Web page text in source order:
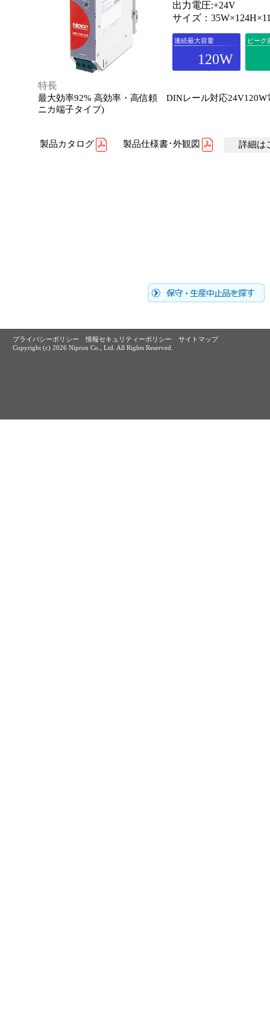
出力電圧:+24V
サイズ：
連続最大容量
120W
ピーク
特長
最大効率92% 高効率・高信頼 DINレール対応24V120W
ニカ端子タイプ)
製品カタログ 製品仕様書･外観図 詳細は
プライバシーポリシー 情報セキュリティーポリシー
サイトマップ
Copyright (c) 2026 Nipron Co., Ltd. All Rights Reserved.